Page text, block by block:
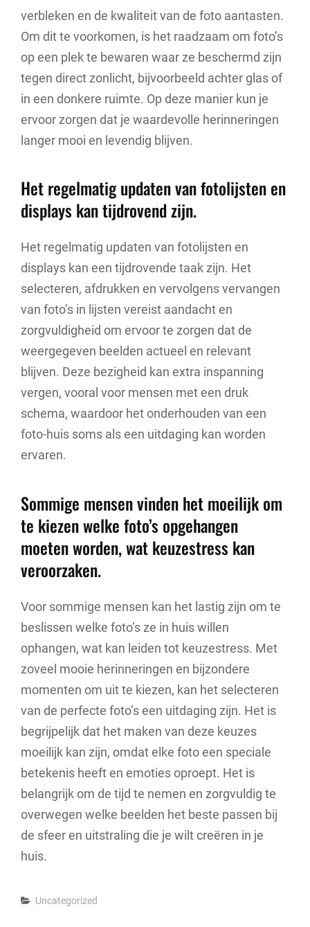
verbleken en de kwaliteit van de foto aantasten.
Om dit te voorkomen, is het raadzaam om foto’s
op een plek te bewaren waar ze beschermd zijn
tegen direct zonlicht, bijvoorbeeld achter glas of
in een donkere ruimte. Op deze manier kun je
ervoor zorgen dat je waardevolle herinneringen
langer mooi en levendig blijven.
Het regelmatig updaten van fotolijsten en
displays kan tijdrovend zijn.
Het regelmatig updaten van fotolijsten en
displays kan een tijdrovende taak zijn. Het
selecteren, afdrukken en vervolgens vervangen
van foto’s in lijsten vereist aandacht en
zorgvuldigheid om ervoor te zorgen dat de
weergegeven beelden actueel en relevant
blijven. Deze bezigheid kan extra inspanning
vergen, vooral voor mensen met een druk
schema, waardoor het onderhouden van een
foto-huis soms als een uitdaging kan worden
ervaren.
Sommige mensen vinden het moeilijk om
te kiezen welke foto’s opgehangen
moeten worden, wat keuzestress kan
veroorzaken.
Voor sommige mensen kan het lastig zijn om te
beslissen welke foto’s ze in huis willen
ophangen, wat kan leiden tot keuzestress. Met
zoveel mooie herinneringen en bijzondere
momenten om uit te kiezen, kan het selecteren
van de perfecte foto’s een uitdaging zijn. Het is
begrijpelijk dat het maken van deze keuzes
moeilijk kan zijn, omdat elke foto een speciale
betekenis heeft en emoties oproept. Het is
belangrijk om de tijd te nemen en zorgvuldig te
overwegen welke beelden het beste passen bij
de sfeer en uitstraling die je wilt creëren in je
huis.
Categories
Uncategorized